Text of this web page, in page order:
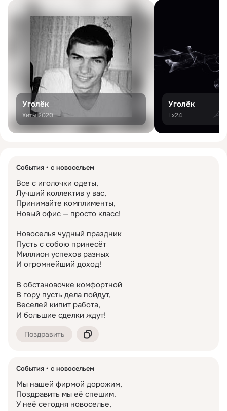
Уголёк
Хиты 2020
Уголёк
Lx24
События с новосельем
Все с иголочки одеты,
Лучший коллектив у вас,
Принимайте комплименты,
Новый офис — просто класс!
Новоселья чудный праздник
Пусть с собою принесёт
Миллион успехов разных
И огромнейший доход!
В обстановочке комфортной
В гору пусть дела пойдут,
Веселей кипит работа,
И большие сделки ждут!
Поздравить
События с новосельем
Мы нашей фирмой дорожим,
Поздравить мы её спешим.
У неё сегодня новоселье,